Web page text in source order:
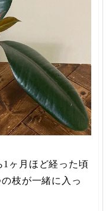
1ヶ月ほど経った頃
枝が一緒に入っ